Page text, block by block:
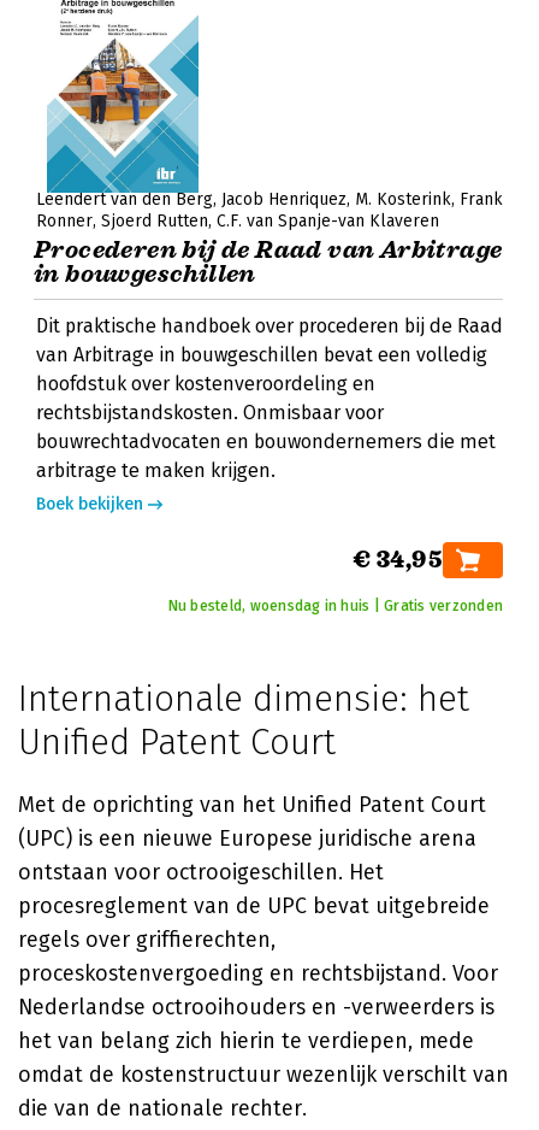
Leendert van den Berg Jacob Henriquez M. Kosterink Frank
Ronner Sjoerd Rutten C.F. van Spanje-van Klaveren
Procederen bij de Raad van Arbitrage
in bouwgeschillen
Dit praktische handboek over procederen bij de Raad
van Arbitrage in bouwgeschillen bevat een volledig
hoofdstuk over kostenveroordeling en
rechtsbijstandskosten. Onmisbaar voor
bouwrechtadvocaten en bouwondernemers die met
arbitrage te maken krijgen.
Boek bekijken
€ 34,95
Nu besteld, woensdag in huis | Gratis verzonden
Internationale dimensie: het
Unified Patent Court
Met de oprichting van het Unified Patent Court
(UPC) is een nieuwe Europese juridische arena
ontstaan voor octrooigeschillen. Het
procesreglement van de UPC bevat uitgebreide
regels over griffierechten,
proceskostenvergoeding en rechtsbijstand. Voor
Nederlandse octrooihouders en -verweerders is
het van belang zich hierin te verdiepen, mede
omdat de kostenstructuur wezenlijk verschilt van
die van de nationale rechter.